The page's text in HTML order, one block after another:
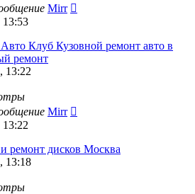
Mirr
13:53
Клуб Кузовной ремонт авто в
ремонт
13:22
Mirr
ремонт дисков Москва
13:18